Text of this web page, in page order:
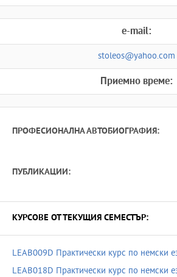
e-mail:
stoleos@yahoo.com
Приемно време:
ПРОФЕСИОНАЛНА АВТОБИОГРАФИЯ:
ПУБЛИКАЦИИ:
КУРСОВЕ ОТ ТЕКУЩИЯ СЕМЕСТЪР:
LEAB009D Практически курс по немски
LEAB018D Практически курс по немски